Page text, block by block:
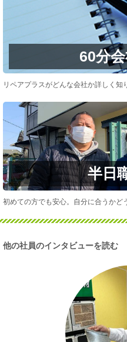
60分
リペアプラスがどんな会社か詳しく知
半日
初めての方でも安心。自分に合うかど
他の社員のインタビューを読む